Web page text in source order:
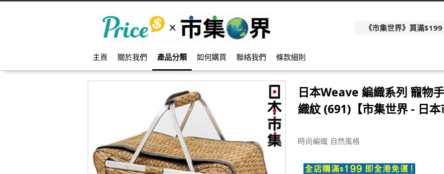
《市集世界》買滿
主頁 關於我們 產品分類 如何購買 聯絡我們 條款細則
日本Weave 編織系列 寵物
織紋 (691)【市集世界 - 日
時尚編織 自然風格